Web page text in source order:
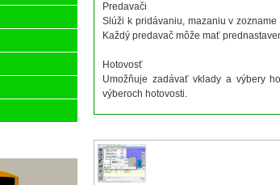
Predavači
Slúži k pridávaniu, mazaniu v
Každý predavač môže mať
Hotovosť
Umožňuje zadávať vklady a výbery
výberoch hotovosti.